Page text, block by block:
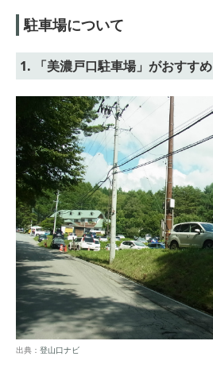
駐車場について
1. 「美濃戸口駐車場」がおすすめ
出典： 登山口ナビ